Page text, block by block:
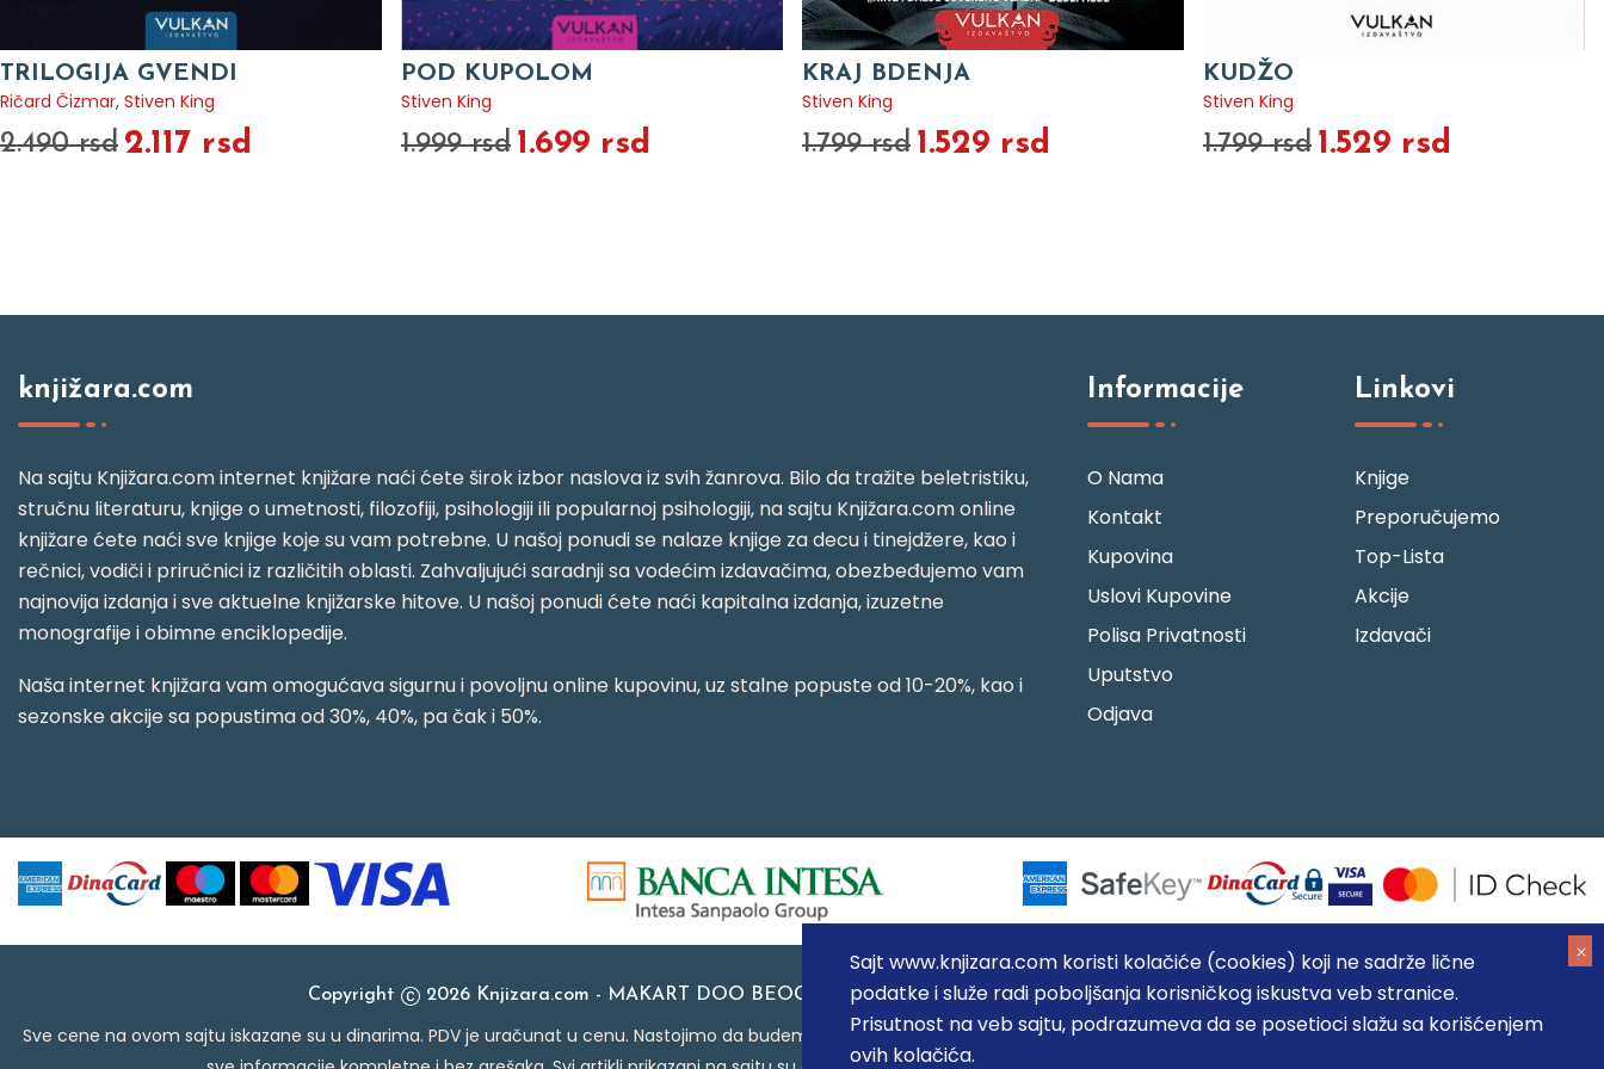
Sajt www.knjizara.com koristi kolačiće (cookies) koji ne sadrže lične
podatke i služe radi poboljšanja korisničkog iskustva veb stranice.
Prisutnost na veb sajtu, podrazumeva da se posetioci slažu sa korišćenjem
ovih kolačića.
TRILOGIJA GVENDI
Ričard Čizmar, Stiven King
2.490 rsd 2.117 rsd
POD KUPOLOM
Stiven King
1.999 rsd 1.699 rsd
KRAJ BDENJA
Stiven King
1.799 rsd 1.529 rsd
KUDŽO
Stiven King
1.799 rsd 1.529 rsd
knjižara.com
Na sajtu Knjižara.com internet knjižare naći ćete širok izbor naslova iz svih žanrova. Bilo da tražite beletristiku,
stručnu literaturu, knjige o umetnosti, filozofiji, psihologiji ili popularnoj psihologiji, na sajtu Knjižara.com online
knjižare ćete naći sve knjige koje su vam potrebne. U našoj ponudi se nalaze knjige za decu i tinejdžere, kao i
rečnici, vodiči i priručnici iz različitih oblasti. Zahvaljujući saradnji sa vodećim izdavačima, obezbeđujemo vam
najnovija izdanja i sve aktuelne knjižarske hitove. U našoj ponudi ćete naći kapitalna izdanja, izuzetne
monografije i obimne enciklopedije.
Naša internet knjižara vam omogućava sigurnu i povoljnu online kupovinu, uz stalne popuste od 10-20%, kao i
sezonske akcije sa popustima od 30%, 40%, pa čak i 50%.
Informacije
O Nama
Kontakt
Kupovina
Uslovi Kupovine
Polisa Privatnosti
Uputstvo
Odjava
Linkovi
Knjige
Preporučujemo
Top-Lista
Akcije
Izdavači
Copyright 2026 Knjizara.com - MAKART DOO BEOGRAD (NOVI BEOGRAD), PIB: 105184104, MB: 20337524
Sve cene na ovom sajtu iskazane su u dinarima. PDV je uračunat u cenu. Nastojimo da budemo što precizniji u opisu proizvoda, prikazu slika i samih cena, ali ne možemo garantovati da su